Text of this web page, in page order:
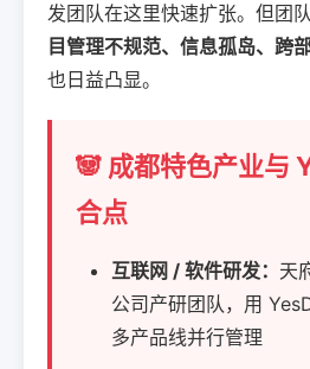
发团队在这里快速扩张。但团
目管理不规范、信息孤岛、跨
也日益凸显。
🐼 成都特色产业与
合点
互联网 / 软件研发： 天
公司产研团队，用
多产品线并行管理